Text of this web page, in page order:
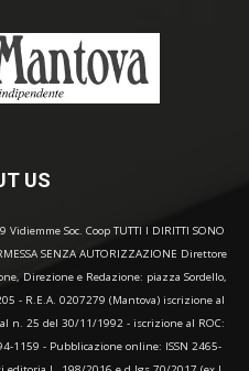
US
Soc. Coop TUTTI I DIRITTI SONO
SENZA AUTORIZZAZIONE Direttore
Direzione e Redazione: piazza Sordello,
- R.E.A. 0207279 (Mantova) iscrizione al
n. 25 del 30/11/1992 - iscrizione al ROC:
1159 - Pubblicazione online: ISSN 2465-